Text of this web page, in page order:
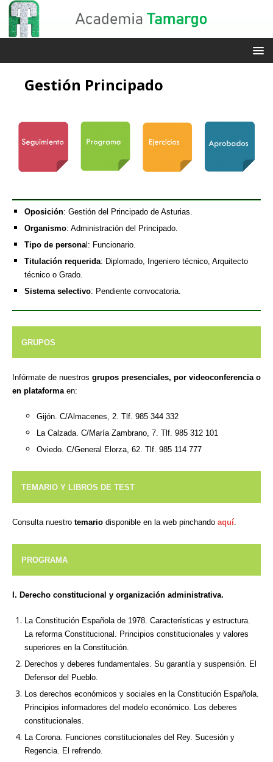
Gestión Principado
Oposición: Gestión del Principado de Asturias.
Organismo: Administración del Principado.
Tipo de personal: Funcionario.
Titulación requerida: Diplomado, Ingeniero técnico, Arquitecto
técnico o Grado.
Sistema selectivo: Pendiente convocatoria.
GRUPOS
Infórmate de nuestros grupos presenciales, por videoconferencia o
en plataformaen:
Gijón. C/Almacenes, 2. Tlf. 985 344 332
La Calzada. C/María Zambrano, 7. Tlf. 985 312 101
Oviedo. C/General Elorza, 62. Tlf. 985 114 777
TEMARIO Y LIBROS DE TEST
Consulta nuestro temario disponible en la web pinchando aquí.
PROGRAMA
I. Derecho constitucional y organización administrativa.
La Constitución Española de 1978. Características y estructura.
La reforma Constitucional. Principios constitucionales y valores
superiores en la Constitución.
Derechos y deberes fundamentales. Su garantía y suspensión. El
Defensor del Pueblo.
Los derechos económicos y sociales en la Constitución Española.
Principios informadores del modelo económico. Los deberes
constitucionales.
La Corona. Funciones constitucionales del Rey. Sucesión y
Regencia. El refrendo.